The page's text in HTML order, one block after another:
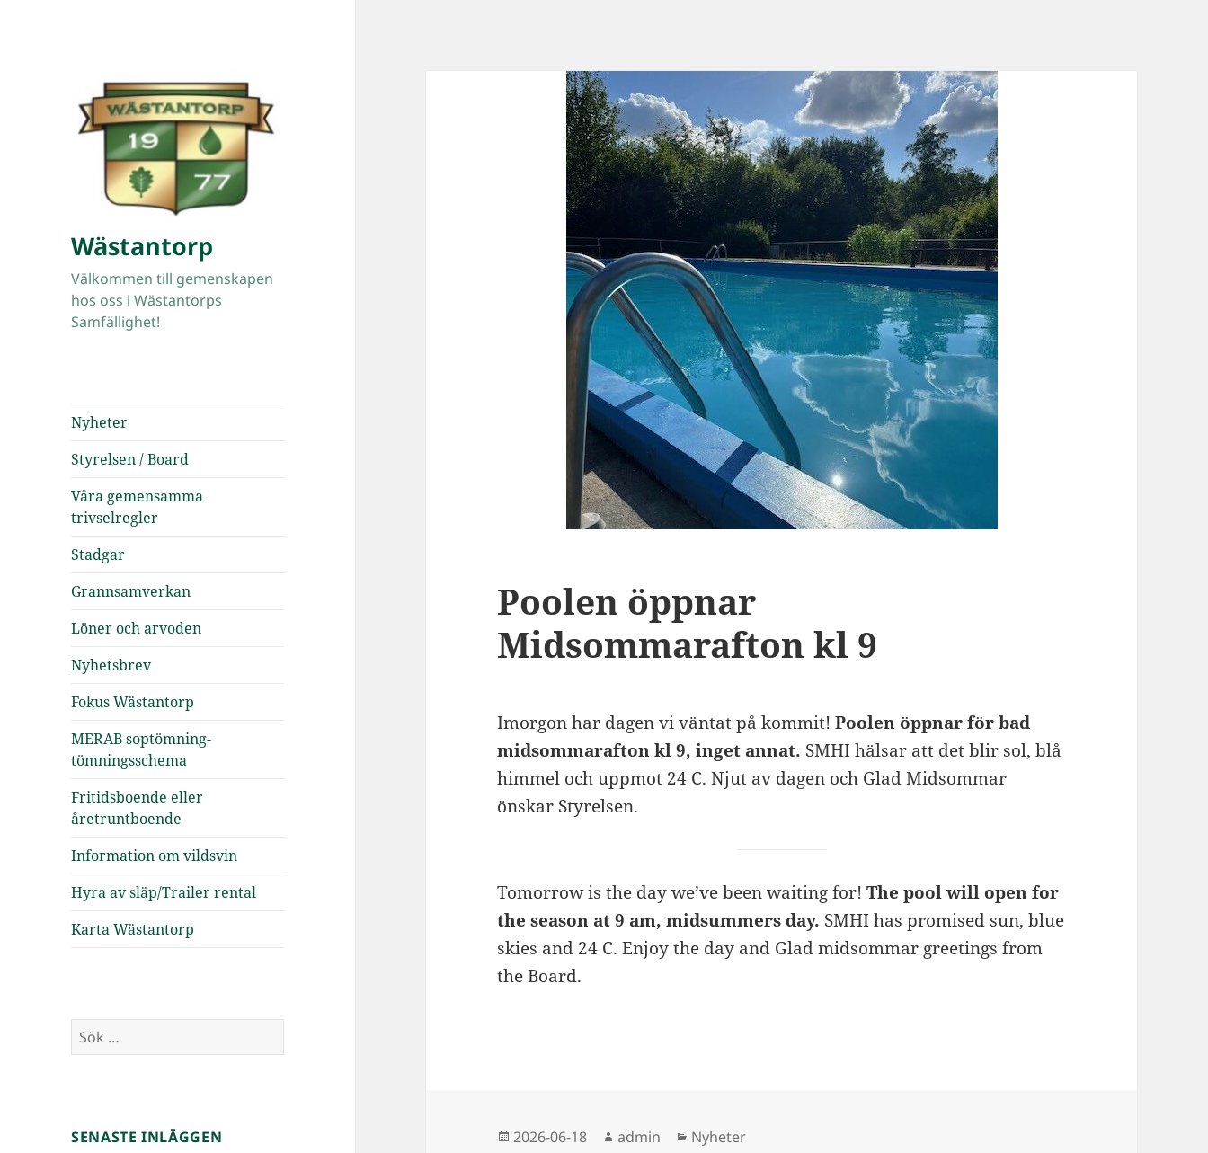
Wästantorp
Välkommen till gemenskapen
hos oss i Wästantorps
Samfällighet!
Nyheter
Styrelsen / Board
Våra gemensamma
trivselregler
Stadgar
Grannsamverkan
Löner och arvoden
Nyhetsbrev
Fokus Wästantorp
MERAB soptömning-
tömningsschema
Fritidsboende eller
åretruntboende
Information om vildsvin
Hyra av släp/Trailer rental
Karta Wästantorp
Sök
efter:
SENASTE INLÄGGEN
Poolen öppnar
Midsommarafton kl 9
Imorgon har dagen vi väntat på kommit!Poolen öppnar för bad
midsommarafton kl 9, inget annat. SMHI hälsar att det blir sol, blå
himmel och uppmot 24 C. Njut av dagen och Glad Midsommar
önskar Styrelsen.
Tomorrow is the day we’ve been waiting for!The pool will open for
the season at 9 am, midsummers day. SMHI has promised sun, blue
skies and 24 C. Enjoy the day and Glad midsommar greetings from
the Board.
Postat
2026-06-18 Författare
admin Kategorier
Nyheter